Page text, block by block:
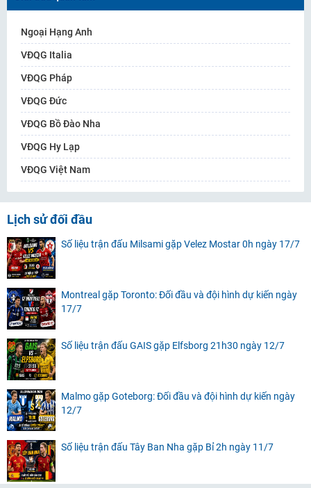
Ngoại Hạng Anh
VĐQG Italia
VĐQG Pháp
VĐQG Đức
VĐQG Bồ Đào Nha
VĐQG Hy Lạp
VĐQG Việt Nam
Lịch sử đối đầu
Số liệu trận đấu Milsami gặp Velez Mostar 0h ngày 17/7
Montreal gặp Toronto: Đối đầu và đội hình dự kiến ngày
17/7
Số liệu trận đấu GAIS gặp Elfsborg 21h30 ngày 12/7
Malmo gặp Goteborg: Đối đầu và đội hình dự kiến ngày
12/7
Số liệu trận đấu Tây Ban Nha gặp Bỉ 2h ngày 11/7